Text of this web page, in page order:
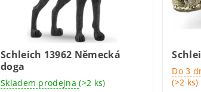
Schleich 13962 Německá
doga
Skladem prodejna(>2 ks)
Do 3
(>2 ks)